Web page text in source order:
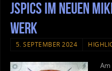
JSPIcs im neuen
Werk
5. SEPTEMBER 2024
Am